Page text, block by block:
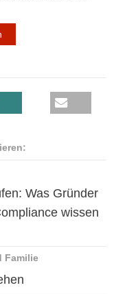
Was Gründer
wissen
Familie